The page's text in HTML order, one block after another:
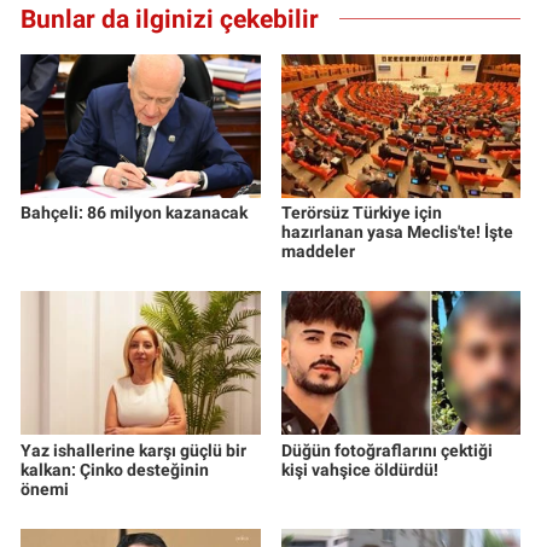
Bunlar da ilginizi çekebilir
Bahçeli: 86 milyon kazanacak
Terörsüz Türkiye için
hazırlanan yasa Meclis'te! İşte
maddeler
Yaz ishallerine karşı güçlü bir
kalkan: Çinko desteğinin
önemi
Düğün fotoğraflarını çektiği
kişi vahşice öldürdü!